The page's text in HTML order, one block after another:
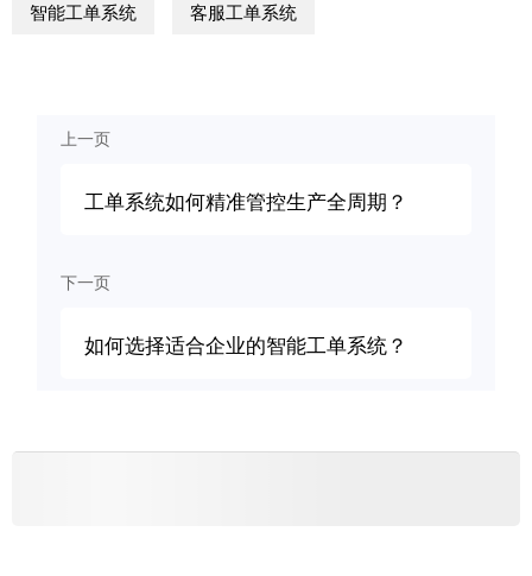
智能工单系统 客服工单系统
上一页
工单系统如何精准管控生产全周期？
下一页
如何选择适合企业的智能工单系统？